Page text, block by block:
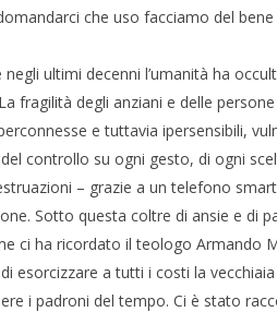
che uso facciamo del
negli ultimi decenni l’umanità ha
fragilità degli anziani e delle
e tuttavia ipersensibili,
controllo su ogni gesto, di ogni
– grazie a un telefono
Sotto questa coltre di ansie e di
ci ha ricordato il teologo Armando
esorcizzare a tutti i costi la
i padroni del tempo. Ci è stato